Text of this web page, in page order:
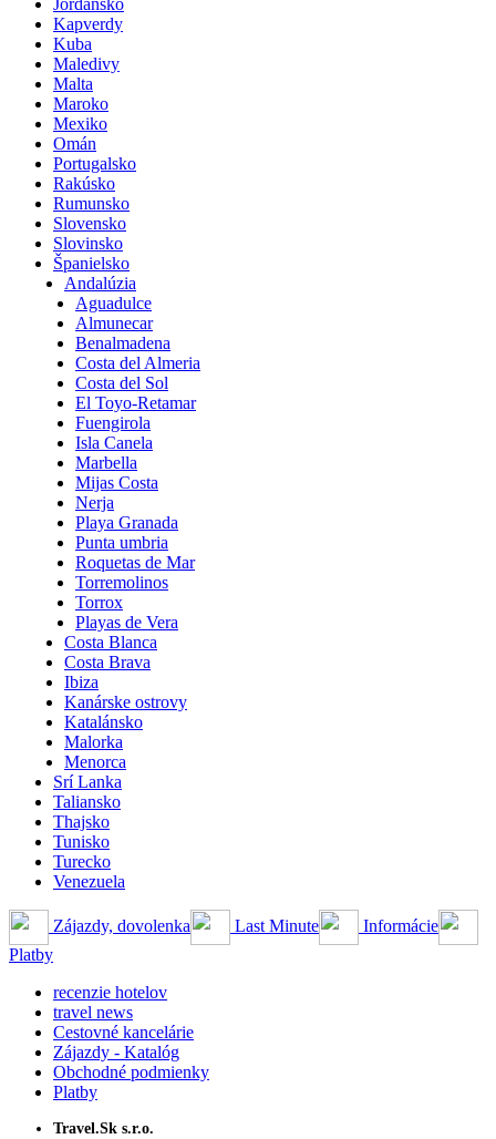
Jordánsko
Kapverdy
Kuba
Maledivy
Malta
Maroko
Mexiko
Omán
Portugalsko
Rakúsko
Rumunsko
Slovensko
Slovinsko
Španielsko
Andalúzia
Aguadulce
Almunecar
Benalmadena
Costa del Almeria
Costa del Sol
El Toyo-Retamar
Fuengirola
Isla Canela
Marbella
Mijas Costa
Nerja
Playa Granada
Punta umbria
Roquetas de Mar
Torremolinos
Torrox
Playas de Vera
Costa Blanca
Costa Brava
Ibiza
Kanárske ostrovy
Katalánsko
Malorka
Menorca
Srí Lanka
Taliansko
Thajsko
Tunisko
Turecko
Venezuela
Zájazdy, dovolenka Last Minute
Informácie
Platby
recenzie hotelov
travel news
Cestovné kancelárie
Zájazdy - Katalóg
Obchodné podmienky
Platby
Travel.Sk s.r.o.